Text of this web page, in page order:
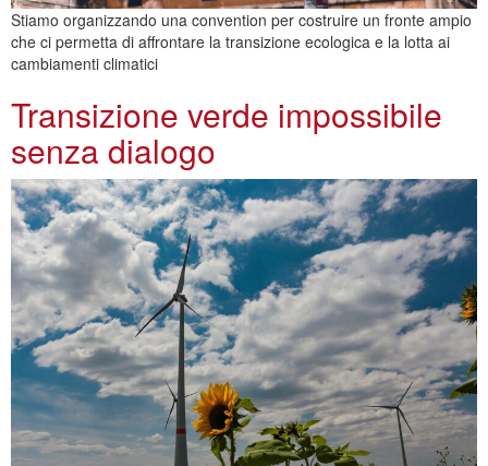
Stiamo organizzando una convention per costruire un fronte ampio
che ci permetta di affrontare la transizione ecologica e la lotta ai
cambiamenti climatici
Transizione verde impossibile
senza dialogo